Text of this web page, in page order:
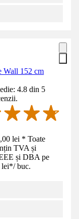
Wall 152 cm
4.8 din 5
lei * Toate
TVA și
și DBA pe
lei*/ buc.